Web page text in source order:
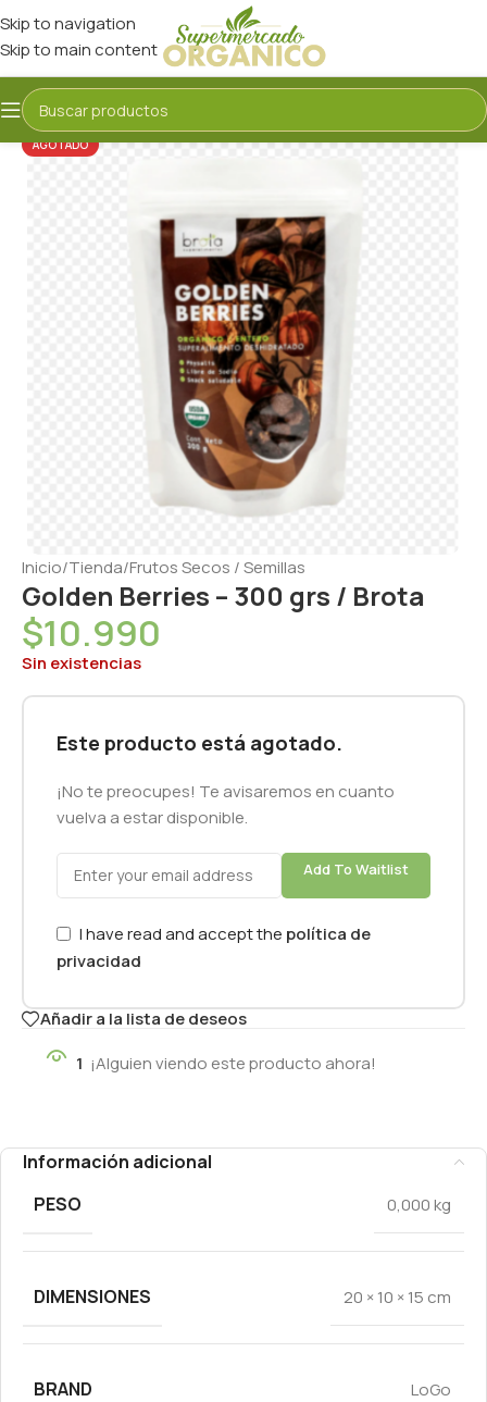
Skip to navigation
Skip to main content
AGOTADO
Inicio/Tienda/Frutos Secos / Semillas
Golden Berries – 300 grs / Brota
$10.990
Sin existencias
Este producto está agotado.
¡No te preocupes! Te avisaremos en cuanto
vuelva a estar disponible.
Add To Waitlist
I have read and accept the política de
privacidad
Añadir a la lista de deseos
1 ¡Alguien viendo este producto ahora!
Información adicional
PESO
0,000 kg
DIMENSIONES 20 × 10 × 15 cm
BRAND LoGo